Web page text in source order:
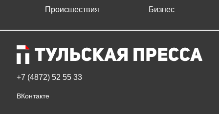
Происшествия
Бизнес
+7 (4872) 52 55 33
ВКонтакте